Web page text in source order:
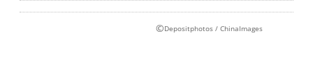
©Depositphotos / ChinaImages